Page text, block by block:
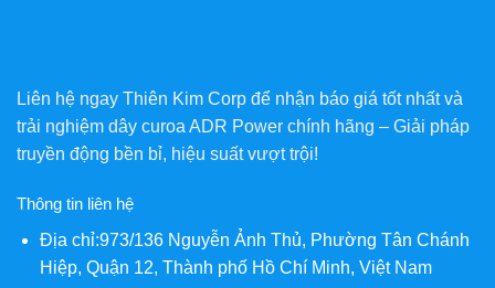
Liên hệ ngay Thiên Kim Corp để nhận báo giá tốt nhất và
trải nghiệm dây curoa ADR Power chính hãng – Giải pháp
truyền động bền bỉ, hiệu suất vượt trội!
Thông tin liên hệ
Địa chỉ:973/136 Nguyễn Ảnh Thủ, Phường Tân Chánh
Hiệp, Quận 12, Thành phố Hồ Chí Minh, Việt Nam